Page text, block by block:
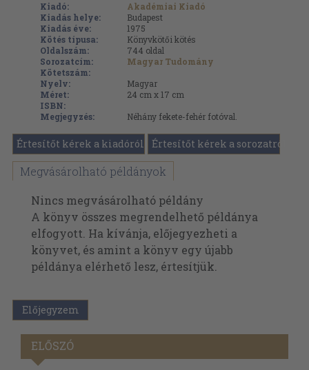
Kiadó:
Akadémiai Kiadó
Kiadás helye:
Budapest
Kiadás éve:
1975
Kötés típusa:
Könyvkötői kötés
Oldalszám:
744 oldal
Sorozatcím:
Magyar Tudomány
Kötetszám:
Nyelv:
Magyar
Méret:
24 cm x 17 cm
ISBN:
Megjegyzés:
Néhány fekete-fehér fotóval.
Értesítőt kérek a kiadóról Értesítőt kérek a sorozatról
Megvásárolható példányok
Nincs megvásárolható példány
A könyv összes megrendelhető példánya
elfogyott. Ha kívánja, előjegyezheti a
könyvet, és amint a könyv egy újabb
példánya elérhető lesz, értesítjük.
Előjegyzem
ELŐSZÓ